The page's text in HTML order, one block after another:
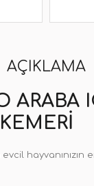
AÇIKLAMA
ARABA